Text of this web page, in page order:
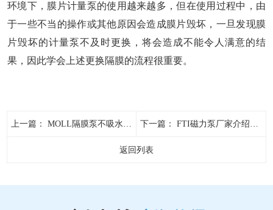
环境下，膜片计量泵的使用越来越多，但在使用过程中，由
于一些不当的操作或其他原因会造成膜片毁坏，一旦发现膜
片毁坏的计量泵不及时更换，将会造成不能令人满意的结
果，因此学会上述更换隔膜的流程很重要。
上一篇： MOLL隔膜泵不吸水该如何解决 下一篇： FTI磁力泵厂家介绍磁力泵的应用领域
返回列表